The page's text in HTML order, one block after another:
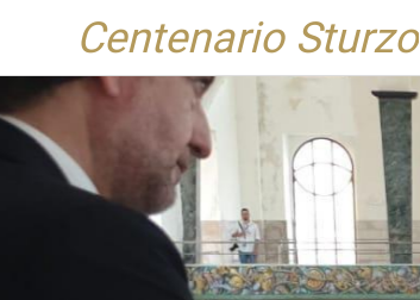
Centenario Sturzo